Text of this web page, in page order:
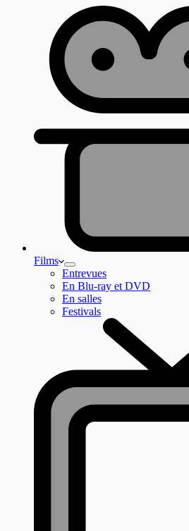
Films
Entrevues
En Blu-ray et DVD
En salles
Festivals